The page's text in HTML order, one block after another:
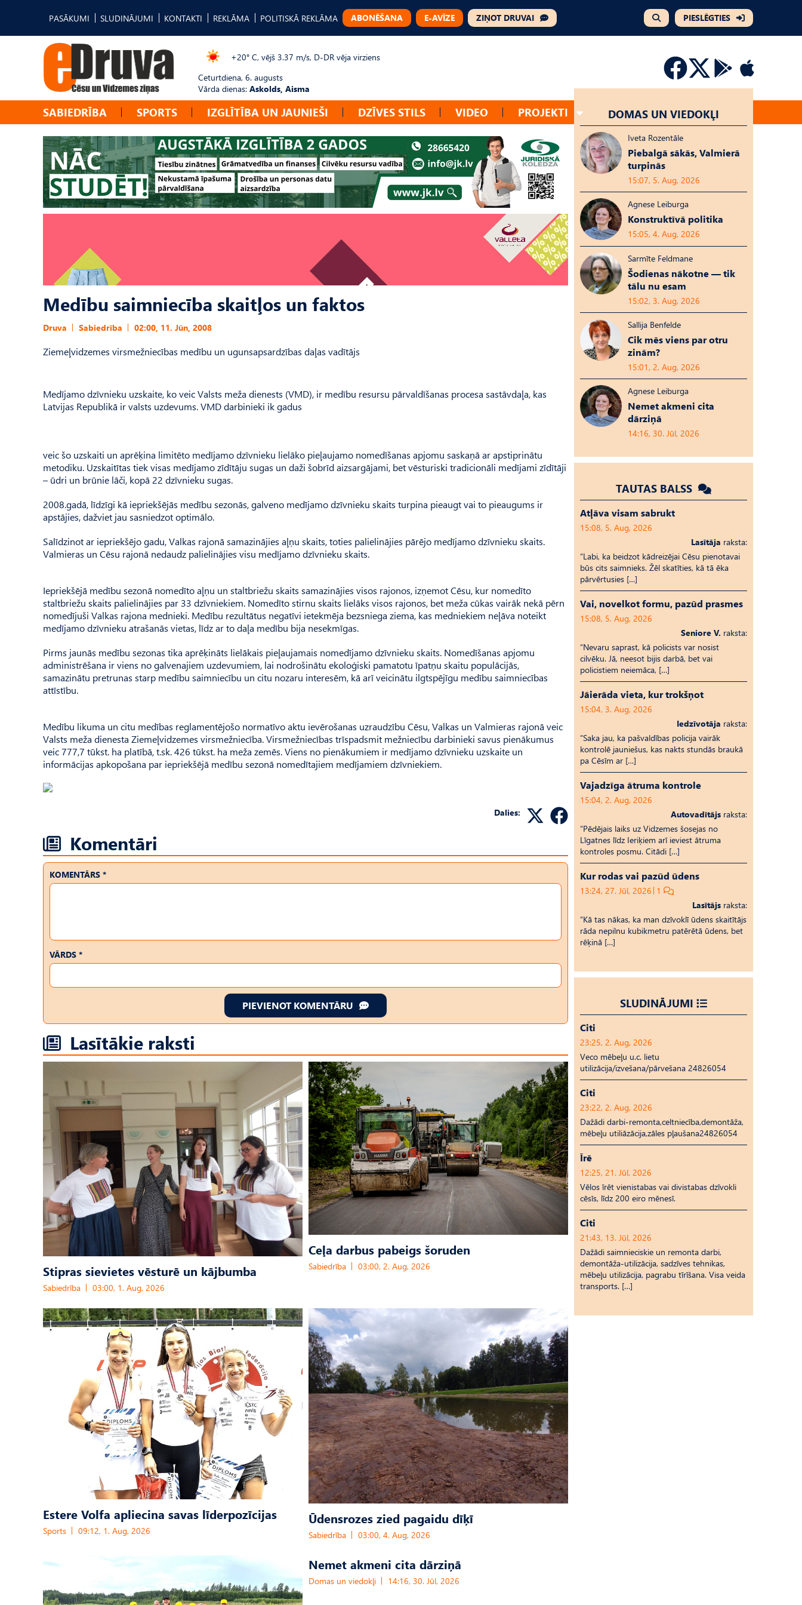
PASĀKUMI SLUDINĀJUMI KONTAKTI REKLĀMA POLITISKĀ REKLĀMA ABONĒŠANA E-AVĪZE ZIŅOT DRUVAI PIESLĒGTIES
+20° C, vējš 3.37 m/s, D-DR vēja virziens
Ceturtdiena, 6. augusts
Vārda dienas: Askolds, Aisma
SABIEDRĪBA SPORTS IZGLĪTĪBA UN JAUNIEŠI DZĪVES STILS VIDEO PROJEKTI
Medību saimniecība skaitļos un faktos
Druva Sabiedrība 02:00, 11. Jūn, 2008
Ziemeļvidzemes virsmežniecības medību un ugunsapsardzības daļas vadītājs
Medījamo dzīvnieku uzskaite, ko veic Valsts meža dienests (VMD), ir medību resursu pārvaldīšanas procesa sastāvdaļa, kas
Latvijas Republikā ir valsts uzdevums. VMD darbinieki ik gadus
veic šo uzskaiti un aprēķina limitēto medījamo dzīvnieku lielāko pieļaujamo nomedīšanas apjomu saskaņā ar apstiprinātu
metodiku. Uzskaitītas tiek visas medījamo zīdītāju sugas un daži šobrīd aizsargājami, bet vēsturiski tradicionāli medījami zīdītāji
– ūdri un brūnie lāči, kopā 22 dzīvnieku sugas.
2008.gadā, līdzīgi kā iepriekšējās medību sezonās, galveno medījamo dzīvnieku skaits turpina pieaugt vai to pieaugums ir
apstājies, dažviet jau sasniedzot optimālo.
Salīdzinot ar iepriekšējo gadu, Valkas rajonā samazinājies aļņu skaits, toties palielinājies pārējo medījamo dzīvnieku skaits.
Valmieras un Cēsu rajonā nedaudz palielinājies visu medījamo dzīvnieku skaits.
Iepriekšējā medību sezonā nomedīto aļņu un staltbriežu skaits samazinājies visos rajonos, izņemot Cēsu, kur nomedīto
staltbriežu skaits palielinājies par 33 dzīvniekiem. Nomedīto stirnu skaits lielāks visos rajonos, bet meža cūkas vairāk nekā pērn
nomedījuši Valkas rajona mednieki. Medību rezultātus negatīvi ietekmēja bezsniega ziema, kas medniekiem neļāva noteikt
medījamo dzīvnieku atrašanās vietas, līdz ar to daļa medību bija nesekmīgas.
Pirms jaunās medību sezonas tika aprēķināts lielākais pieļaujamais nomedījamo dzīvnieku skaits. Nomedīšanas apjomu
administrēšana ir viens no galvenajiem uzdevumiem, lai nodrošinātu ekoloģiski pamatotu īpatņu skaitu populācijās,
samazinātu pretrunas starp medību saimniecību un citu nozaru interesēm, kā arī veicinātu ilgtspējīgu medību saimniecības
attīstību.
Medību likuma un citu medības reglamentējošo normatīvo aktu ievērošanas uzraudzību Cēsu, Valkas un Valmieras rajonā veic
Valsts meža dienesta Ziemeļvidzemes virsmežniecība. Virsmežniecības trīspadsmit mežniecību darbinieki savus pienākumus
veic 777,7 tūkst. ha platībā, t.sk. 426 tūkst. ha meža zemēs. Viens no pienākumiem ir medījamo dzīvnieku uzskaite un
informācijas apkopošana par iepriekšējā medību sezonā nomedītajiem medījamiem dzīvniekiem.
Dalies:
Komentāri
KOMENTĀRS *
VĀRDS *
PIEVIENOT KOMENTĀRU
Lasītākie raksti
Stipras sievietes vēsturē un kājbumba
Sabiedrība 03:00, 1. Aug, 2026
Ceļa darbus pabeigs šoruden
Sabiedrība 03:00, 2. Aug, 2026
Estere Volfa apliecina savas līderpozīcijas
Sports 09:12, 1. Aug, 2026
Ūdensrozes zied pagaidu dīķī
Sabiedrība 03:00, 4. Aug, 2026
Nemet akmeni cita dārziņā
Domas un viedokļi 14:16, 30. Jūl, 2026
DOMAS UN VIEDOKĻI
Iveta Rozentāle
Piebalgā sākās, Valmierā
turpinās
15:07, 5. Aug, 2026
Agnese Leiburga
Konstruktīvā politika
15:05, 4. Aug, 2026
Sarmīte Feldmane
Šodienas nākotne — tik
tālu nu esam
15:02, 3. Aug, 2026
Sallija Benfelde
Cik mēs viens par otru
zinām?
15:01, 2. Aug, 2026
Agnese Leiburga
Nemet akmeni cita
dārziņā
14:16, 30. Jūl, 2026
TAUTAS BALSS
Atļāva visam sabrukt
15:08, 5. Aug, 2026
Lasītāja raksta:
“Labi, ka beidzot kādreizējai Cēsu pienotavai
būs cits saimnieks. Žēl skatīties, kā tā ēka
pārvērtusies […]
Vai, novelkot formu, pazūd prasmes
15:08, 5. Aug, 2026
Seniore V. raksta:
“Nevaru saprast, kā policists var nosist
cilvēku. Jā, neesot bijis darbā, bet vai
policistiem neiemāca, […]
Jāierāda vieta, kur trokšņot
15:04, 3. Aug, 2026
Iedzīvotāja raksta:
“Saka jau, ka pašvaldības policija vairāk
kontrolē jauniešus, kas nakts stundās braukā
pa Cēsīm ar […]
Vajadzīga ātruma kontrole
15:04, 2. Aug, 2026
Autovadītājs raksta:
“Pēdējais laiks uz Vid­ze­mes šosejas no
Līgatnes līdz Ieriķiem arī ieviest ātruma
kontroles posmu. Citādi […]
Kur rodas vai pazūd ūdens
13:24, 27. Jūl, 2026 1
Lasītājs raksta:
“Kā tas nākas, ka man dzīvoklī ūdens skaitītājs
rāda nepilnu kubikmetru patērētā ūdens, bet
rēķinā […]
SLUDINĀJUMI
Citi
23:25, 2. Aug, 2026
Veco mēbeļu u.c. lietu
utilizācija/izvešana/pārvešana 24826054
Citi
23:22, 2. Aug, 2026
Dažādi darbi-remonta,celtniecība,demontāža,
mēbeļu utiliāzācija,zāles pļaušana24826054
Īrē
12:25, 21. Jūl, 2026
Vēlos īrēt vienistabas vai divistabas dzīvokli
cēsīs, līdz 200 eiro mēnesī.
Citi
21:43, 13. Jūl, 2026
Dažādi saimnieciskie un remonta darbi,
demontāža-utilizācija, sadzīves tehnikas,
mēbeļu utilizācija, pagrabu tīrīšana. Visa veida
transports. […]